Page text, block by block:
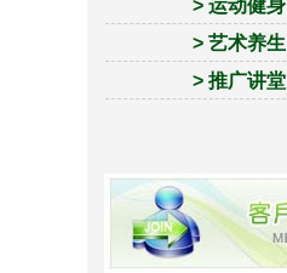
> 运动健身
> 艺术养生
> 推广讲堂